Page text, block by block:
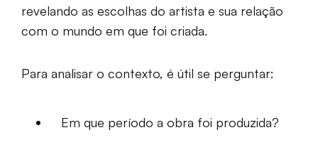
revelando as escolhas do artista e sua relação
com o mundo em que foi criada.
Para analisar o contexto, é útil se perguntar:
Em que período a obra foi produzida?